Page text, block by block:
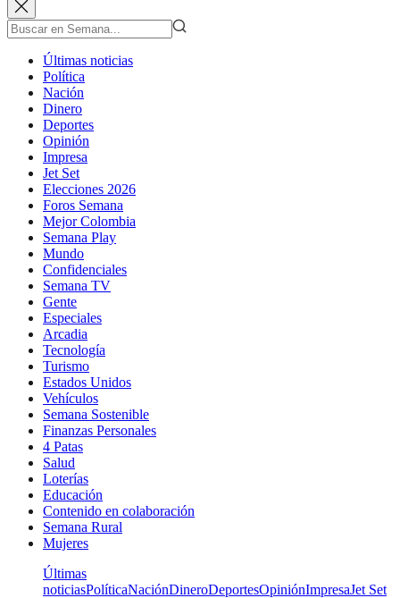
Últimas noticias
Política
Nación
Dinero
Deportes
Opinión
Impresa
Jet Set
Elecciones 2026
Foros Semana
Mejor Colombia
Semana Play
Mundo
Confidenciales
Semana TV
Gente
Especiales
Arcadia
Tecnología
Turismo
Estados Unidos
Vehículos
Semana Sostenible
Finanzas Personales
4 Patas
Salud
Loterías
Educación
Contenido en colaboración
Semana Rural
Mujeres
Últimas
noticiasPolíticaNaciónDineroDeportesOpiniónImpresaJet Set